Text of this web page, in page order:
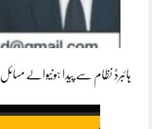
ہائبرڈ نظام سے پیدا ہونیوالے مسائل